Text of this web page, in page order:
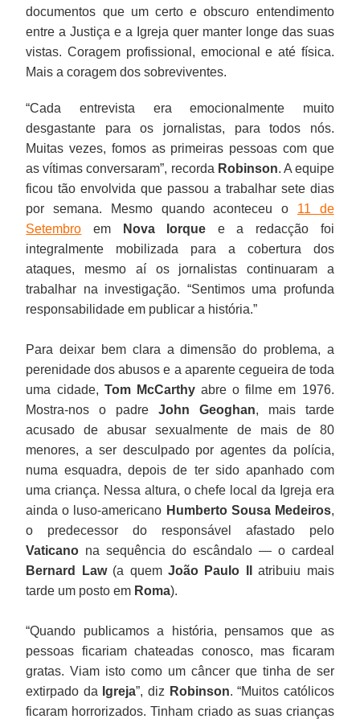
documentos que um certo e obscuro entendimento
entre a Justiça e a Igreja quer manter longe das suas
vistas. Coragem profissional, emocional e até física.
Mais a coragem dos sobreviventes.
“Cada entrevista era emocionalmente muito
desgastante para os jornalistas, para todos nós.
Muitas vezes, fomos as primeiras pessoas com que
as vítimas conversaram”, recorda Robinson. A equipe
ficou tão envolvida que passou a trabalhar sete dias
por semana. Mesmo quando aconteceu o 11 de
Setembro em Nova Iorque e a redacção foi
integralmente mobilizada para a cobertura dos
ataques, mesmo aí os jornalistas continuaram a
trabalhar na investigação. “Sentimos uma profunda
responsabilidade em publicar a história.”
Para deixar bem clara a dimensão do problema, a
perenidade dos abusos e a aparente cegueira de toda
uma cidade, Tom McCarthyabre o filme em 1976.
Mostra-nos o padre John Geoghan, mais tarde
acusado de abusar sexualmente de mais de 80
menores, a ser desculpado por agentes da polícia,
numa esquadra, depois de ter sido apanhado com
uma criança. Nessa altura, o chefe local da Igreja era
ainda o luso-americano Humberto Sousa Medeiros,
o predecessor do responsável afastado pelo
Vaticano na sequência do escândalo — o cardeal
Bernard Law(a quemJoão Paulo II
atribuiu mais
tarde um posto em Roma).
“Quando publicamos a história, pensamos que as
pessoas ficariam chateadas conosco, mas ficaram
gratas. Viam isto como um câncer que tinha de ser
extirpado da Igreja”, diz Robinson. “Muitos católicos
ficaram horrorizados. Tinham criado as suas crianças